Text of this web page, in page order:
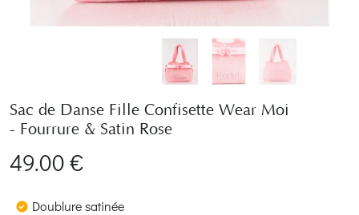
Sac de Danse Fille Confisette Wear Moi
- Fourrure & Satin Rose
49.00 €
Doublure satinée